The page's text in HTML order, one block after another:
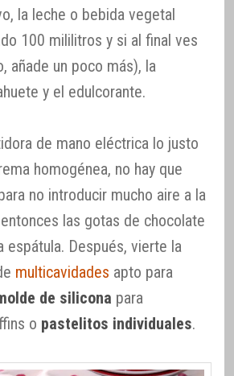
la leche o bebida vegetal
100 mililitros y si al final ves
añade un poco más), la
y el edulcorante.
de mano eléctrica lo justo
homogénea, no hay que
no introducir mucho aire a la
las gotas de chocolate
espátula. Después, vierte la
multicavidades apto para
de silicona para
o pastelitos individuales.